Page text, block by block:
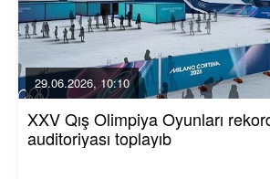
29.06.2026, 10:10
XXV Qış Olimpiya Oyunları
auditoriyası toplayıb